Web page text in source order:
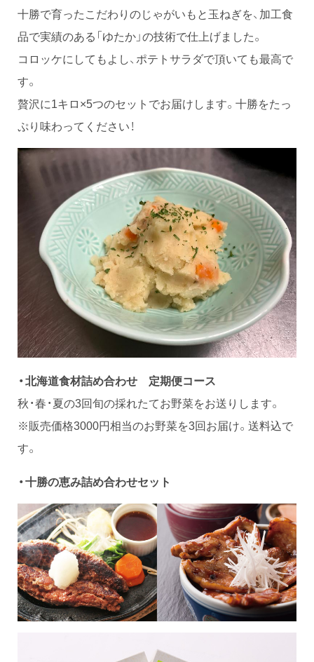
十勝で育ったこだわりのじゃがいもと玉ねぎを、加工食
品で実績のある「ゆたか」の技術で仕上げました。
コロッケにしてもよし、ポテトサラダで頂いても最高で
す。
贅沢に1キロ×5つのセットでお届けします。十勝をたっ
ぷり味わってください！
・北海道食材詰め合わせ 定期便コース
秋・春・夏の3回旬の採れたてお野菜をお送りします。
※販売価格3000円相当のお野菜を3回お届け。送料込で
す。
・十勝の恵み詰め合わせセット